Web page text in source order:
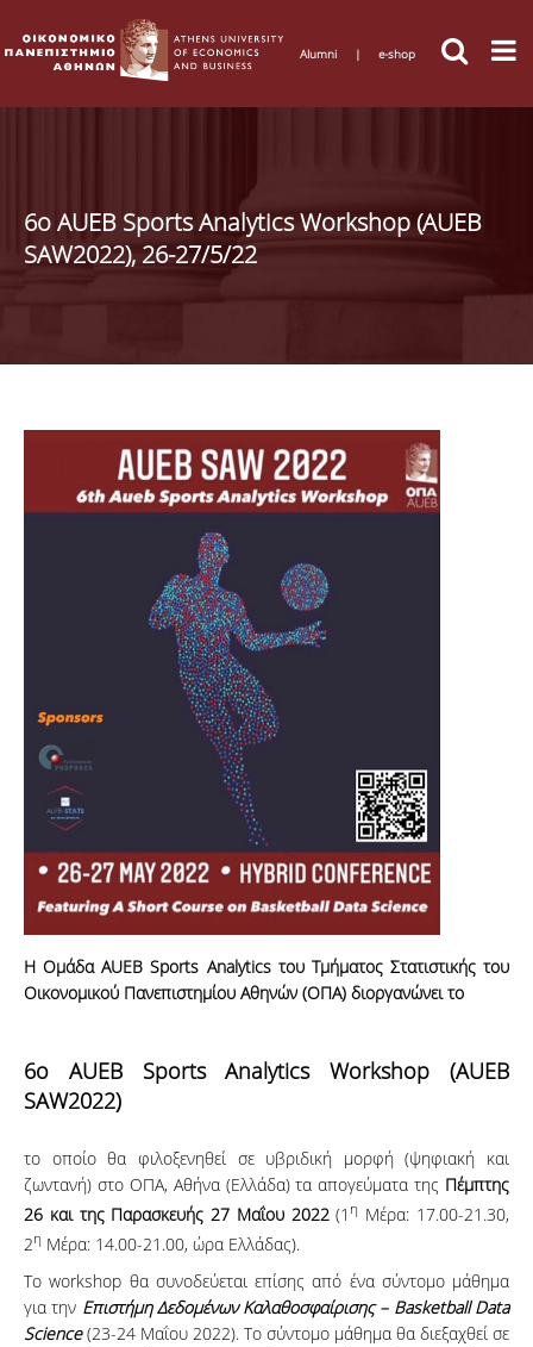
Alumni | e-shop
6ο AUEB Sports Analytics Workshop (AUEB
SAW2022), 26-27/5/22
Η Ομάδα AUEB Sports Analytics του Τμήματος Στατιστικής του
Οικονομικού Πανεπιστημίου Αθηνών (ΟΠΑ) διοργανώνει το
6ο AUEB Sports Analytics Workshop (AUEB
SAW2022)
το οποίο θα φιλοξενηθεί σε υβριδική μορφή (ψηφιακή και
ζωντανή) στο ΟΠΑ, Αθήνα (Ελλάδα) τα απογεύματα της Πέμπτης
26 και της Παρασκευής 27 Μαΐου 2022(1 η Μέρα: 17.00-21.30,
2η Μέρα: 14.00-21.00, ώρα Ελλάδας).
Το workshop θα συνοδεύεται επίσης από ένα σύντομο μάθημα
για την Επιστήμη Δεδομένων Καλαθοσφαίρισης – BasketballData
Science(23-24 Μαΐου 2022). Το σύντομο μάθημα θα διεξαχθεί σε